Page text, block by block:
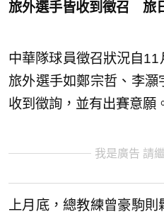
旅外選手皆收到徵召 旅
中華隊球員徵召狀況自
旅外選手如鄭宗哲、李
收到徵詢，並有出賽意願
我是廣告 請
上月底，總教練曾豪駒